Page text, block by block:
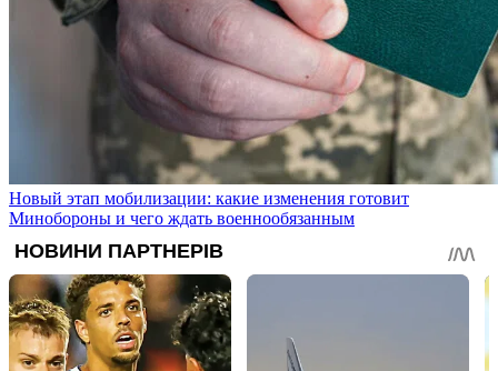
Новый этап мобилизации: какие изменения готовит
Минобороны и чего ждать военнообязанным